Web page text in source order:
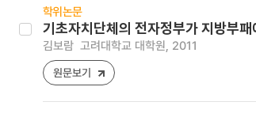
학위논문
기초자치단체의 전자정부가 지방부
김보람 고려대학교 대학원, 2011
원문보기